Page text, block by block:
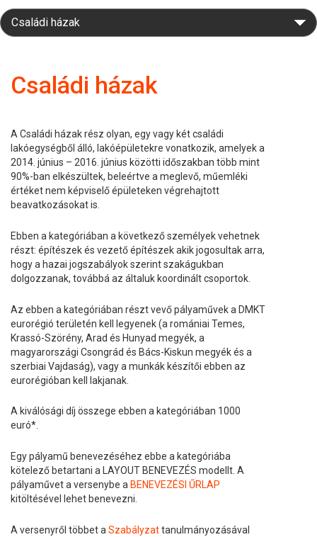
Családi házak
A Családi házak rész olyan, egy vagy két családi
lakóegységből álló, lakóépületekre vonatkozik, amelyek a
2014. június – 2016. június közötti időszakban több mint
90%-ban elkészültek, beleértve a meglevő, műemléki
értéket nem képviselő épületeken végrehajtott
beavatkozásokat is.
Ebben a kategóriában a következő személyek vehetnek
részt: építészek és vezető építészek akik jogosultak arra,
hogy a hazai jogszabályok szerint szakágukban
dolgozzanak, továbbá az általuk koordinált csoportok.
Az ebben a kategóriában részt vevő pályaművek a DMKT
eurorégió területén kell legyenek (a romániai Temes,
Krassó-Szörény, Arad és Hunyad megyék, a
magyarországi Csongrád és Bács-Kiskun megyék és a
szerbiai Vajdaság), vagy a munkák készítői ebben az
eurorégióban kell lakjanak.
A kiválósági díj összege ebben a kategóriában 1000
euró*.
Egy pályamű benevezéséhez ebbe a kategóriába
kötelező betartani a LAYOUT BENEVEZÉS modellt. A
pályaművet a versenybe a BENEVEZÉSI ŰRLAP
kitöltésével lehet benevezni.
A versenyről többet a Szabályzattanulmányozásával